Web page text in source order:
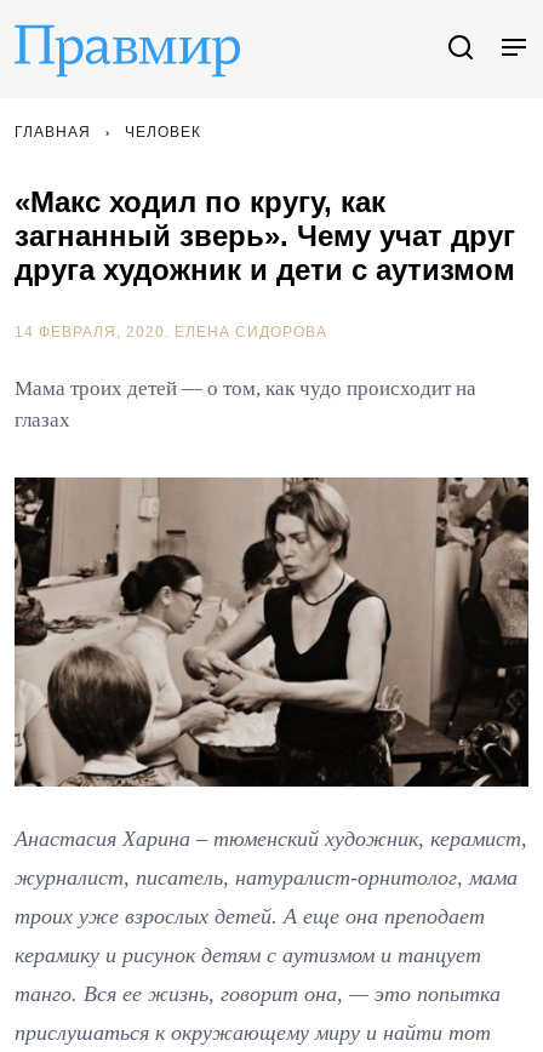
ГЛАВНАЯ ЧЕЛОВЕК
«Макс ходил по кругу, как
загнанный зверь». Чему учат друг
друга художник и дети с аутизмом
14 ФЕВРАЛЯ, 2020. ЕЛЕНА СИДОРОВА
Мама троих детей — о том, как чудо происходит на
глазах
Анастасия Харина – тюменский художник, керамист,
журналист, писатель, натуралист-орнитолог, мама
троих уже взрослых детей. А еще она преподает
керамику и рисунок детям с аутизмом и танцует
танго. Вся ее жизнь, говорит она, — это попытка
прислушаться к окружающему миру и найти тот